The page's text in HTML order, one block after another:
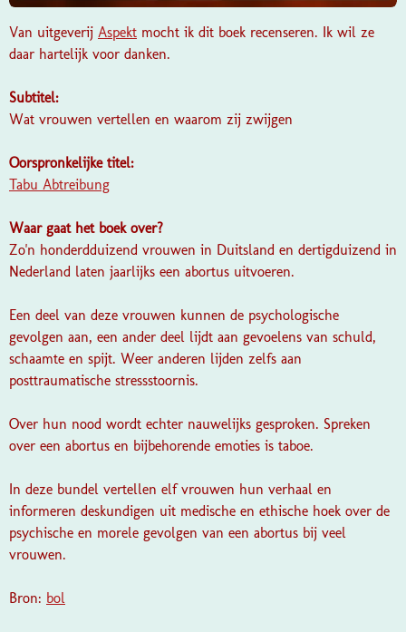
Van uitgeverij Aspekt mocht ik dit boek recenseren. Ik wil ze
daar hartelijk voor danken.
Subtitel:
Wat vrouwen vertellen en waarom zij zwijgen
Oorspronkelijke titel:
Tabu Abtreibung
Waar gaat het boek over?
Zo'n honderdduizend vrouwen in Duitsland en dertigduizend in
Nederland laten jaarlijks een abortus uitvoeren.
Een deel van deze vrouwen kunnen de psychologische
gevolgen aan, een ander deel lijdt aan gevoelens van schuld,
schaamte en spijt. Weer anderen lijden zelfs aan
posttraumatische stressstoornis.
Over hun nood wordt echter nauwelijks gesproken. Spreken
over een abortus en bijbehorende emoties is taboe.
In deze bundel vertellen elf vrouwen hun verhaal en
informeren deskundigen uit medische en ethische hoek over de
psychische en morele gevolgen van een abortus bij veel
vrouwen.
Bron: bol